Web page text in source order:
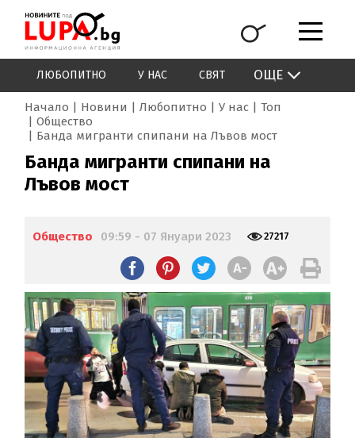
ЛЮБОПИТНО У НАС СВЯТ ОЩЕ
Начало Новини Любопитно У нас
Топ
Общество
Банда мигранти спипани на Лъвов мост
Банда мигранти спипани на
Лъвов мост
Общество 09:59 - 07 Януари 2023 27217